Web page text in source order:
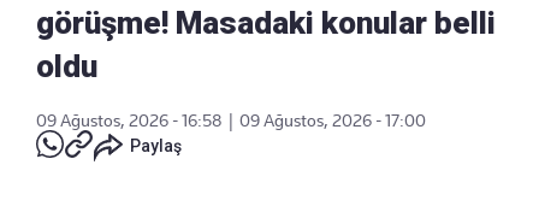
görüşme! Masadaki konular belli
oldu
09 Ağustos, 2026 - 16:58
09 Ağustos, 2026 - 17:00
Paylaş